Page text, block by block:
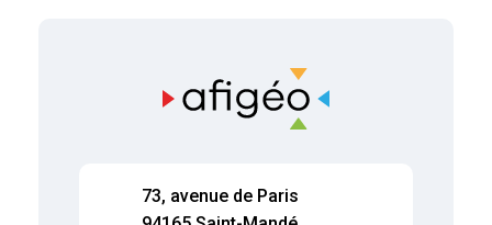
73, avenue de Paris